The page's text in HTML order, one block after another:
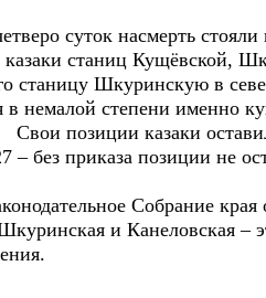
суток насмерть
станиц Кущёвской,
станицу Шкуринскую в
в немалой степени
позиции казаки
без приказа позиции не
Собрание
и Канеловская –